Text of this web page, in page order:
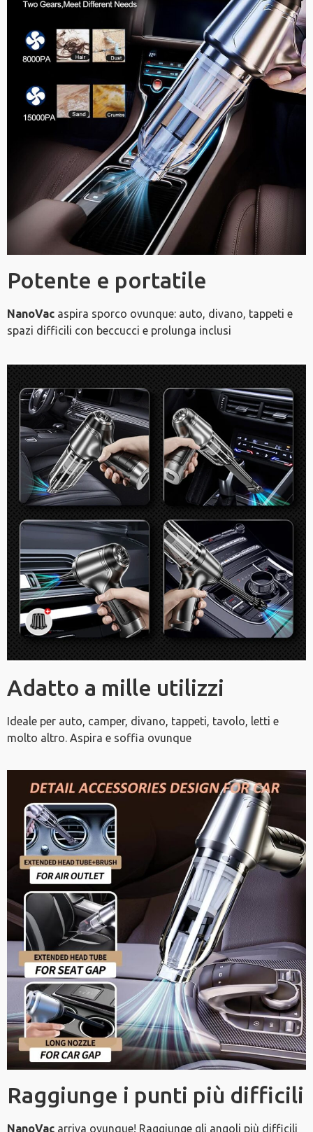
Potente e portatile
NanoVac aspira sporco ovunque: auto, divano, tappeti e
spazi difficili con beccucci e prolunga inclusi
Adatto a mille utilizzi
Ideale per auto, camper, divano, tappeti, tavolo, letti e
molto altro. Aspira e soffia ovunque
Raggiunge i punti più difficili
NanoVac arriva ovunque! Raggiunge gli angoli più difficili